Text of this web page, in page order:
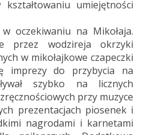
umiejętności
oczekiwaniu na Mikołaja.
przez wodzireja okrzyki
w mikołajkowe czapeczki
imprezy do przybycia na
szybko na licznych
przy muzyce
prezentacjach piosenek i
nagrodami i karnetami